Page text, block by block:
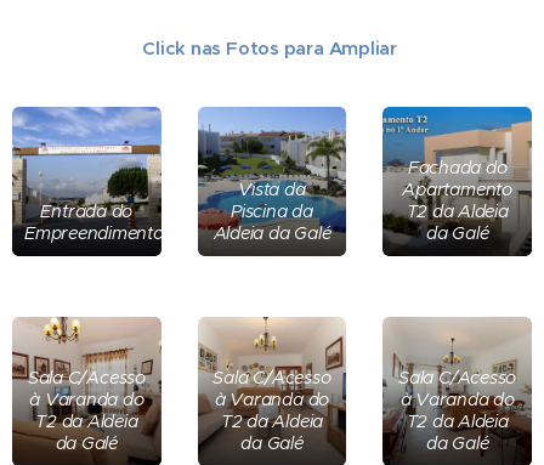
Click nas Fotos para Ampliar
Entrada do
Empreendimento
Vista da
Piscina da
Aldeia da Galé
Fachada do
Apartamento
T2 da Aldeia
da Galé
Sala C/Acesso
à Varanda do
T2 da Aldeia
da Galé
Sala C/Acesso
à Varanda do
T2 da Aldeia
da Galé
Sala C/Acesso
à Varanda do
T2 da Aldeia
da Galé